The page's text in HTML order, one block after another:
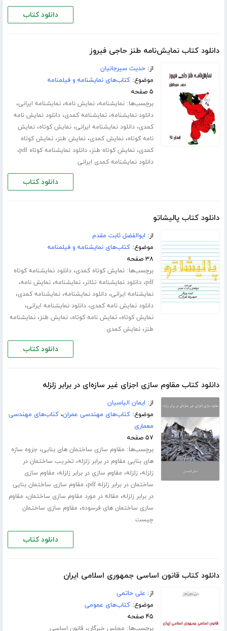
دانلود کتاب
دانلود کتاب نمایش‌نامه طنز حاجی فیروز
از:حدیث سیرجانیان
موضوع:کتاب‌های نمایشنامه و فیلمنامه
۵ صفحه
برچسب‌ها:نمایشنامه،نمایش نامه،نمایشنامه ایرانی،
دانلود نمایشنامه،نمایشنامه کمدی،دانلود نمایش نامه
کمدی،دانلود نمایشنامه ایرانی،نمایش کوتاه،نمایش
نامه کوتاه،نمایش کمدی،نمایش طنز،نمایش کوتاه
کمدی،نمایش کوتاه طنز،دانلود نمایشنامه کوتاه pdf ،
دانلود نمایشنامه کمدی ایرانی
دانلود کتاب
دانلود کتاب پالیشاتو
از: ابوالفضل ثابت مقدم
موضوع:کتاب‌های نمایشنامه و فیلمنامه
۳۸ صفحه
برچسب‌ها:نمایش کوتاه کمدی،دانلود نمایشنامه کوتاه
pdf،دانلود نمایشنامه تئاتر،نمایشنامه،نمایش نامه،
نمایشنامه ایرانی،دانلود نمایشنامه،نمایشنامه کمدی،
دانلود نمایش نامه کمدی،دانلود نمایشنامه ایرانی،
نمایش کوتاه،نمایش نامه کوتاه،نمایش طنز،نمایشنامه
طنز،نمایش کمدی
دانلود کتاب
دانلود کتاب مقاوم سازی اجزای غیر سازه‌ای در برابر زلزله
از: ایمان الیاسیان
موضوع:کتاب‌های مهندسی عمران،کتاب‌های مهندسی
معماری
۵۷ صفحه
برچسب‌ها: مقاوم سازی ساختمان های بنایی، جزوه سازه
های بنایی مقاوم در برابر زلزله، تخریب ساختمان در
زلزله، زلزله، مقاوم سازی در برابر زلزله، مقاوم سازی
ساختمان در برابر زلزله pdf
، مقاوم سازی ساختمان بنایی
در برابر زلزله، مقاله در مورد مقاوم سازی ساختمان، مقاوم
سازی ساختمان های فرسوده، مقاوم سازی ساختمان
چیست
دانلود کتاب
دانلود کتاب قانون اساسی جمهوری اسلامی ایران
از: علی حاتمی
موضوع:کتاب‌های عمومی
۴۵ صفحه
برچسب‌ها: مجلس خبرگان، قانون اساسی